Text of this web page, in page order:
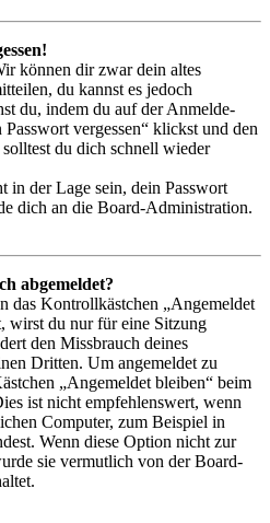
können dir zwar dein altes
du kannst es jedoch
du, indem du auf der Anmelde-
vergessen“ klickst und den
du dich schnell wieder
in der Lage sein, dein Passwort
dich an die Board-Administration.
abgemeldet?
das Kontrollkästchen „Angemeldet
wirst du nur für eine Sitzung
den Missbrauch deines
Dritten. Um angemeldet zu
„Angemeldet bleiben“ beim
ist nicht empfehlenswert, wenn
Computer, zum Beispiel in
Wenn diese Option nicht zur
sie vermutlich von der Board-